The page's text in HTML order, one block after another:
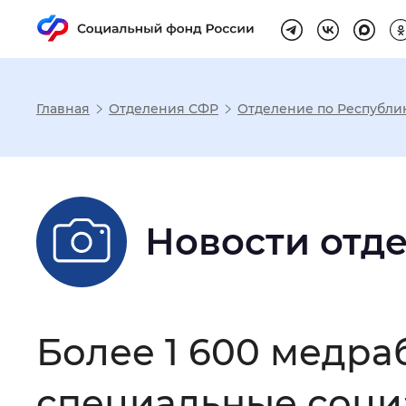
Настройка
Размер шрифта
Шрифт
Интервал между буквами:
Главная Отделения СФР Отделение по
Новости
Более 1 600